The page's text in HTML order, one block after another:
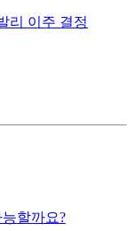
리 이주 결정
할까요?